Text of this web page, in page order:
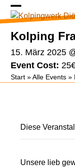
Skip
Open
mobile
menu
Close
mobile
menu
Kolping
15. März 2025
Event Cost:
Start »Alle Events »
Diese
Unsere lieb